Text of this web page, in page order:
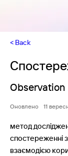
< Back
Observation
11
Оновлено
метод
спостереженні
взаємодією